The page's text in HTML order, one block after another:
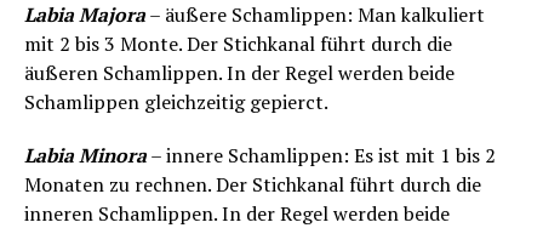
Labia Majora– äußere Schamlippen: Man kalkuliert
mit 2 bis 3 Monte. Der Stichkanal führt durch die
äußeren Schamlippen. In der Regel werden beide
Schamlippen gleichzeitig gepierct.
Labia Minora– innere Schamlippen: Es ist mit 1 bis 2
Monaten zu rechnen. Der Stichkanal führt durch die
inneren Schamlippen. In der Regel werden beide